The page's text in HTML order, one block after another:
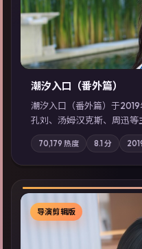
潮汐入口（番外篇）
潮汐入口（番外篇）于2019
孔刘、汤姆·汉克斯、周迅
小镇的平静被一封匿名信彻
站内亦可通过「国产免费观
型高分佳作，畅享高清在线
70,179 热度 8.1 分
导演剪辑版